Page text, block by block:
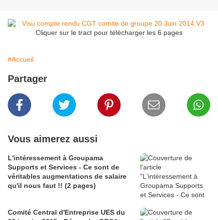
Cliquer sur le tract pour télécharger les 6 pages
#Accueil
Partager
Vous aimerez aussi
L'intéressement à Groupama
Supports et Services - Ce sont de
véritables augmentations de salaire
qu'il nous faut !! (2 pages)
Comité Central d'Entreprise UES du